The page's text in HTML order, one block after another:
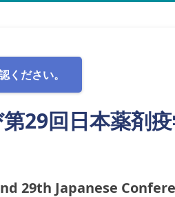
ください。
29回日本薬剤
29th Japanese